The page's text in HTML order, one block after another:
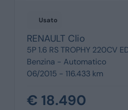
Usato
RENAULT Clio
5P 1.6 RS TROPHY 220CV
Benzina - Automatico
06/2015 - 116.433 km
€ 18.490